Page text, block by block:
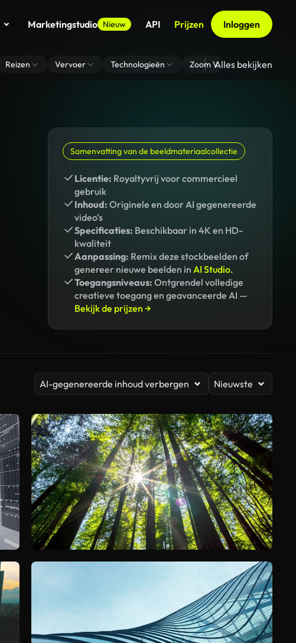
Marketingstudio Nieuw API Prijzen Inloggen
Reizen Vervoer Technologieën Zoom Virtuele
Alles bekijken
Samenvatting van de beeldmateriaalcollectie
Licentie: Royaltyvrij voor commercieel
gebruik
Inhoud: Originele en door AI gegenereerde
video's
Specificaties: Beschikbaar in 4K en HD-
kwaliteit
Aanpassing: Remix deze stockbeelden of
genereer nieuwe beelden in AI Studio.
Toegangsniveaus: Ontgrendel volledige
creatieve toegang en geavanceerde AI —
Bekijk de prijzen →
AI-gegenereerde inhoud verbergen Nieuwste